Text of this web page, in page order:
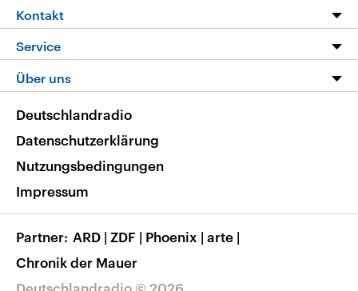
Die Nachrichten
Nachrichtenleicht
Neue Beiträge auf dlf.de
Livestream
Podcasts
Deutschlandfunk App
Nachrichten App
Frequenzen
Kontakt
Hörerservice
Service
FAQ
Veranstaltungen
Musikliste
RSS
Über uns
Barrierefreiheit
Deutschlandradio
Datenschutzerklärung
Nutzungsbedingungen
Impressum
Partner ARD | ZDF | Phoenix | arte |
Chronik der Mauer